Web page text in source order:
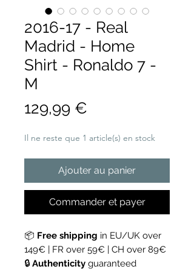
2016-17 - Real
Madrid - Home
Shirt - Ronaldo 7 -
M
129,99 €
Il ne reste que 1 article(s) en stock
Ajouter au panier
Commander et payer
📦 Free shipping in EU/UK over
149€ | FR over 59€ | CH over 89€
🔒 Authenticity guaranteed